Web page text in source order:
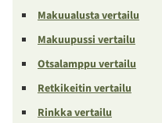
Makuualusta vertailu
Makuupussi vertailu
Otsalamppu vertailu
Retkikeitin vertailu
Rinkka vertailu